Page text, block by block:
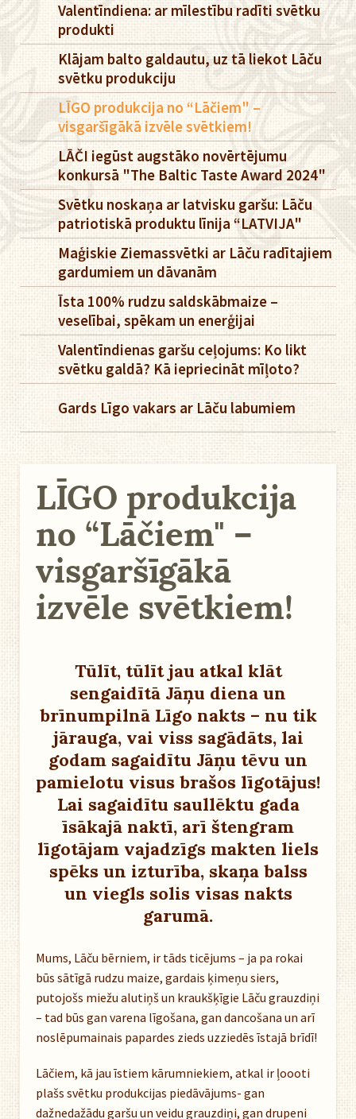
Valentīndiena: ar mīlestību radīti svētku
produkti
Klājam balto galdautu, uz tā liekot Lāču
svētku produkciju
LĪGO produkcija no “Lāčiem" –
visgaršīgākā izvēle svētkiem!
LĀČI iegūst augstāko novērtējumu
konkursā "The Baltic Taste Award 2024"
Svētku noskaņa ar latvisku garšu: Lāču
patriotiskā produktu līnija “LATVIJA"
Maģiskie Ziemassvētki ar Lāču radītajiem
gardumiem un dāvanām
Īsta 100% rudzu saldskābmaize –
veselībai, spēkam un enerģijai
Valentīndienas garšu ceļojums: Ko likt
svētku galdā? Kā iepriecināt mīļoto?
Gards Līgo vakars ar Lāču labumiem
LĪGO produkcija
no “Lāčiem" –
visgaršīgākā
izvēle svētkiem!
Tūlīt, tūlīt jau atkal klāt
sengaidītā Jāņu diena un
brīnumpilnā Līgo nakts – nu tik
jārauga, vai viss sagādāts, lai
godam sagaidītu Jāņu tēvu un
pamielotu visus brašos līgotājus!
Lai sagaidītu saullēktu gada
īsākajā naktī, arī štengram
līgotājam vajadzīgs makten liels
spēks un izturība, skaņa balss
un viegls solis visas nakts
garumā.
Mums, Lāču bērniem, ir tāds ticējums – ja pa rokai
būs sātīgā rudzu maize, gardais ķimeņu siers,
putojošs miežu alutiņš un kraukšķīgie Lāču grauzdiņi
– tad būs gan varena līgošana, gan dancošana un arī
noslēpumainais papardes zieds uzziedēs īstajā brīdī!
Lāčiem, kā jau īstiem kārumniekiem, atkal ir ļoooti
plašs svētku produkcijas piedāvājums- gan
dažnedažādu garšu un veidu grauzdiņi, gan drupeni